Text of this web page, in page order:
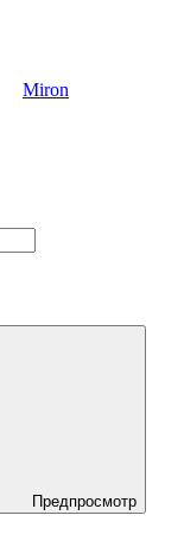
Miron
Предпросмотр